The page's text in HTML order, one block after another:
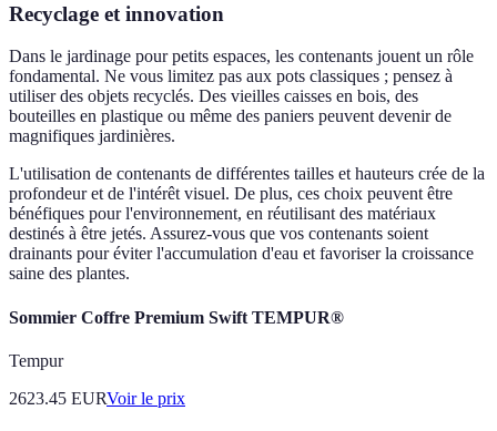
Recyclage et innovation
Dans le jardinage pour petits espaces, les contenants jouent un rôle
fondamental. Ne vous limitez pas aux pots classiques ; pensez à
utiliser des objets recyclés. Des vieilles caisses en bois, des
bouteilles en plastique ou même des paniers peuvent devenir de
magnifiques jardinières.
L'utilisation de contenants de différentes tailles et hauteurs crée de la
profondeur et de l'intérêt visuel. De plus, ces choix peuvent être
bénéfiques pour l'environnement, en réutilisant des matériaux
destinés à être jetés. Assurez-vous que vos contenants soient
drainants pour éviter l'accumulation d'eau et favoriser la croissance
saine des plantes.
Sommier Coffre Premium Swift TEMPUR®
Tempur
2623.45 EURVoir le prix